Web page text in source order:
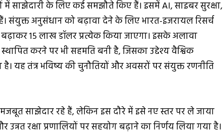
में साझेदारी के लिए कई समझौते किए हैं। इसमें AI, साइबर सुरक्षा,
संयुक्त अनुसंधान को बढ़ावा देने के लिए भारत-इजरायल रिसर्च
15 लाख डॉलर प्रत्येक किया जाएगा। इसके अलावा
करने पर भी सहमति बनी है, जिसका उद्देश्य वैश्विक
यह तंत्र भविष्य की चुनौतियों और अवसरों पर संयुक्त रणनीति
साझेदार रहे हैं, लेकिन इस दौरे में इसे नए स्तर पर ले जाया
रक्षा प्रणालियों पर सहयोग बढ़ाने का निर्णय लिया गया है।